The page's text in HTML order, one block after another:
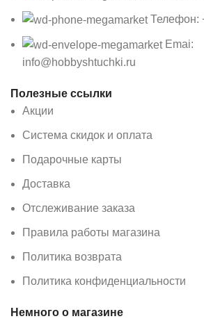
Телефон:
Emai:
info@hobbyshtuchki.ru
Полезные ссылки
Акции
Система скидок и оплата
Подарочные карты
Доставка
Отслеживание заказа
Правила работы магазина
Политика возврата
Политика конфиденциальности
Немного о магазине